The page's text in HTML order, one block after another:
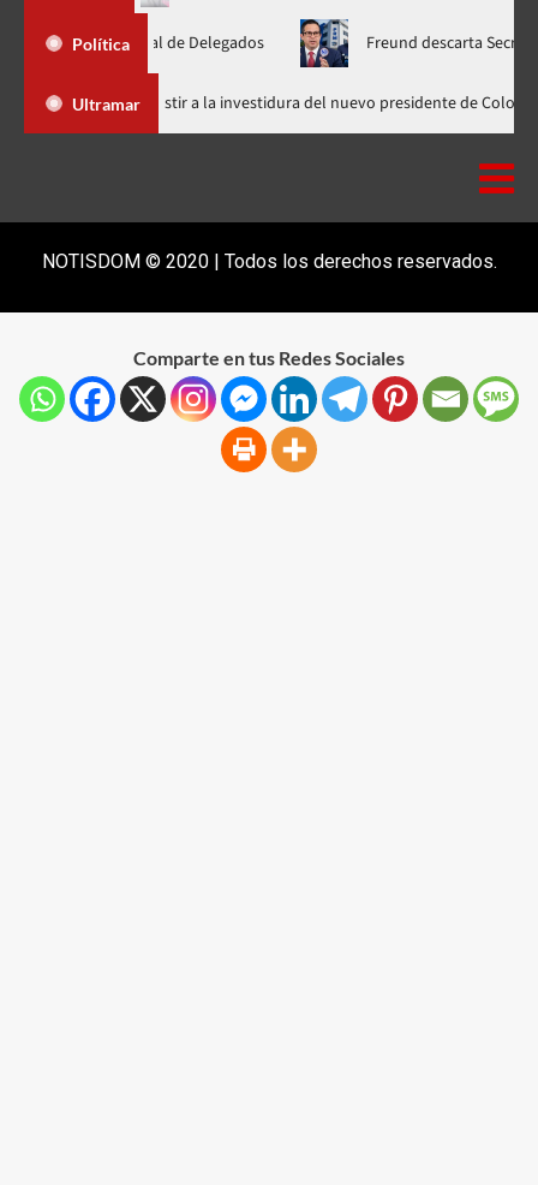
Política
Nacional de Delegados Freund descarta Secretaría de
Ultramar
Abinader llega a Cali para asistir a la investidura del nuevo
NOTISDOM © 2020 | Todos los derechos reservados.
Comparte en tus Redes Sociales